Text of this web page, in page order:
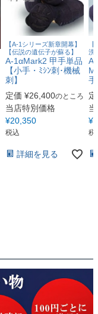
【A-1シリーズ新章開幕】
【伝説の遺伝子が蘇る】
A-1αMark2 甲手単品
【小手・ﾐｼﾝ刺･機械
刺】
定価 ¥26,400のところ
当店特別価格
¥20,350
税込
詳細を見る
洗
¥
税